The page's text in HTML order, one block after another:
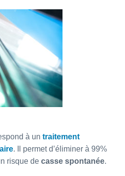
à un traitement
. Il permet d’éliminer à 99%
risque de casse spontanée.